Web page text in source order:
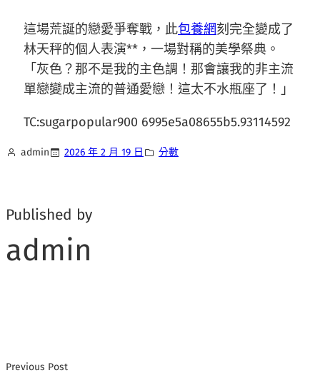
這場荒誕的戀愛爭奪戰，此包養網刻完全變成了
林天秤的個人表演**，一場對稱的美學祭典。
「灰色？那不是我的主色調！那會讓我的非主流
單戀變成主流的普通愛戀！這太不水瓶座了！」
TC:sugarpopular900 6995e5a08655b5.93114592
admin 2026 年 2 月 19 日 分數
Published by
admin
Previous Post